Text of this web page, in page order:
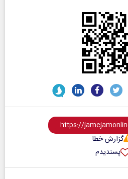
گزارش خطا
پسندیدم